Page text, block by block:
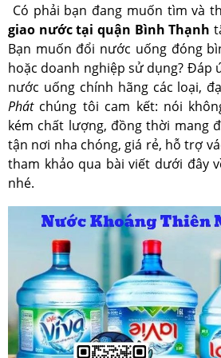
Có phải bạn đang muốn tìm và
giao nước tại quận Bình Thạnh
Bạn muốn đổi nước uống đóng
hoặc doanh nghiệp sử dụng? Đáp
nước uống chính hãng các loại,
Phátchúng tôi cam kết: nói
kém chất lượng, đồng thời mang
tận nơi nha chóng, giá rẻ, hỗ trợ
tham khảo qua bài viết dưới đây
nhé.